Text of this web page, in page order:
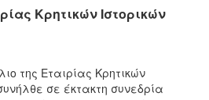
Κρητικών Ιστορικών
της Εταιρίας Κρητικών
σε έκτακτη συνεδρία